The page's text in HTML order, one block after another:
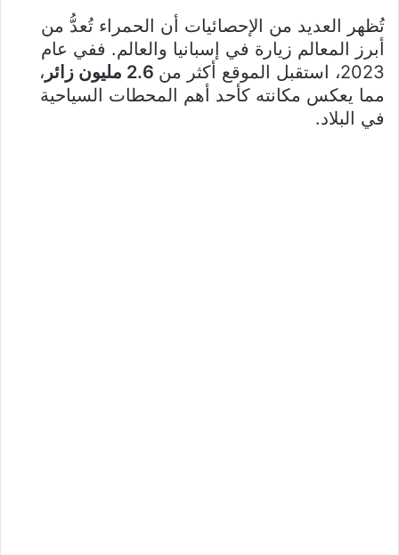
تُظهر العديد من الإحصائيات أن الحمراء تُعدُّ من
أبرز المعالم زيارة في إسبانيا والعالم. ففي عام
2023، استقبل الموقع أكثر من
2.6 مليون زائر
،
مما يعكس مكانته كأحد أهم المحطات السياحية
في البلاد.